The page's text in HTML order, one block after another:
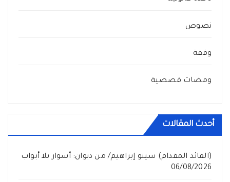
نصوص
وقفة
ومضات قصصية
أحدث المقالات
(القائد المقدام) سينو إبراهيم/ من ديوان: أسوار بلا أبواب
06/08/2026